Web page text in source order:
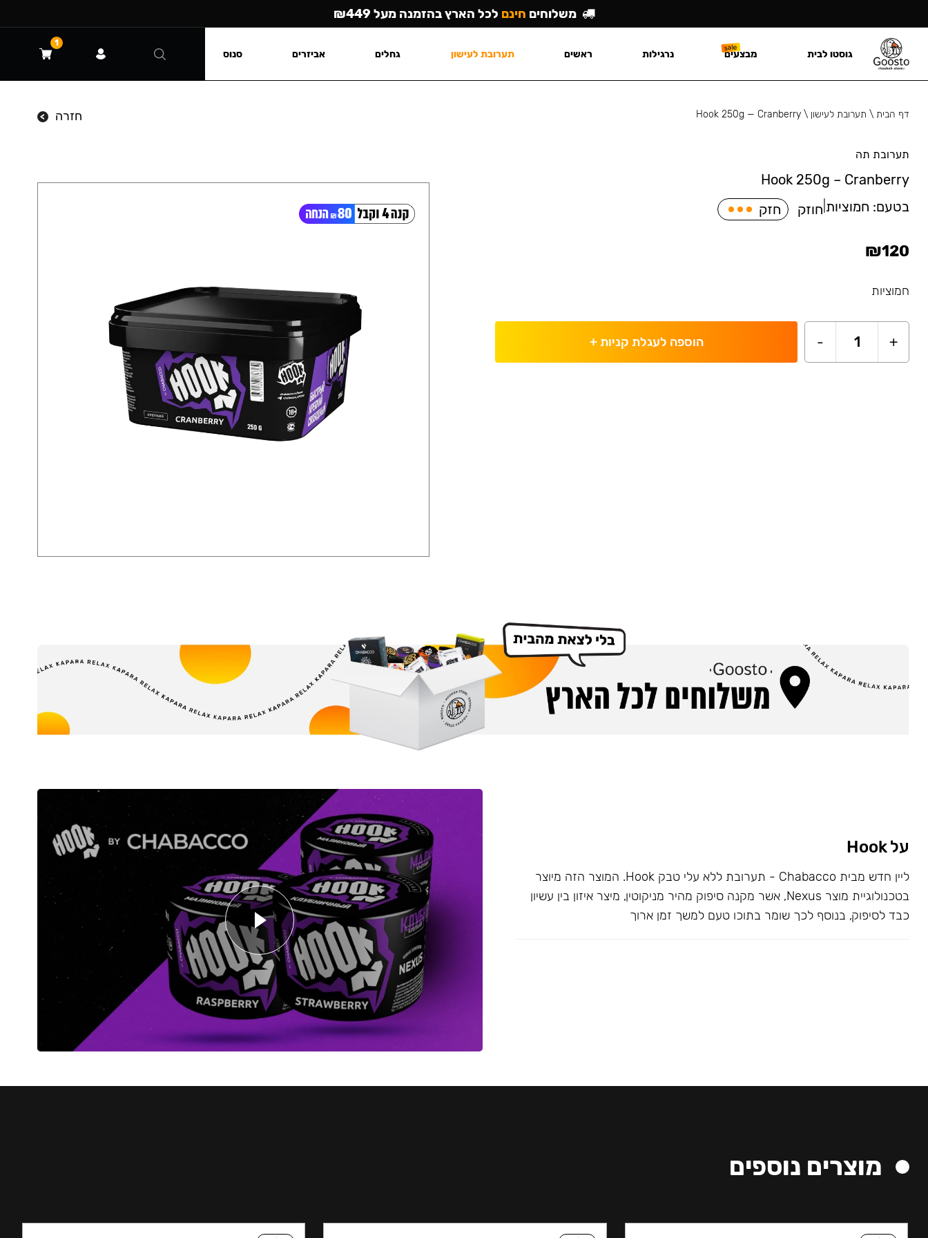
דף הבית\ תערובת לעישון \
Hook 250g — Cranberry חזרה
תערובת תה
Hook 250g – Cranberry
בטעם: חמוציות חוזק חזק
₪120
חמוציות
+
1
- הוספה לעגלת קניות+
על Hook
ליין חדש מבית Chabacco - תערובת ללא עלי טבק Hook. המוצר הזה מיוצר
בטכנולוגיית מוצר Nexus, אשר מקנה סיפוק מהיר מניקוטין, מיצר איזון בין עשיון
כבד לסיפוק, בנוסף לכך שומר בתוכו טעם למשך זמן ארוך
מוצרים נוספים
משלוחים חינם לכל הארץ בהזמנה מעל ₪449
גוסטו לבית מבצעים נרגילות ראשים תערובת לעישון גחלים אביזרים סנוס
1